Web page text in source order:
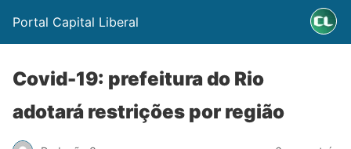
Portal Capital Liberal
Covid-19: prefeitura do Rio
adotará restrições por região